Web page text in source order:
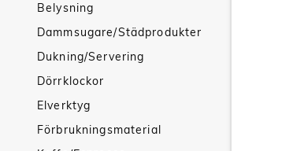
Belysning
Dammsugare/Städprodukter
Dukning/Servering
Dörrklockor
Elverktyg
Förbrukningsmaterial